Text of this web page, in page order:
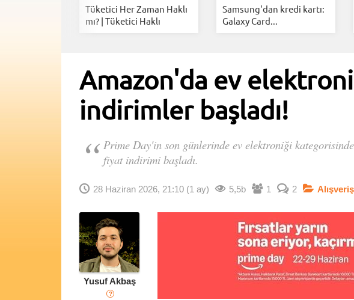
Tüketici Her Zaman Haklı
mı? | Tüketici Haklı
Samsung'dan kredi kartı:
Galaxy Card...
Amazon'da ev
indirimler başladı!
Prime Day'in son günlerinde ev elektroniği
fiyat indirimi başladı.
28 Haziran 2026, 21:10 (1 ay) 5,5b 1 2 Alışveriş
Yusuf Akbaş
?